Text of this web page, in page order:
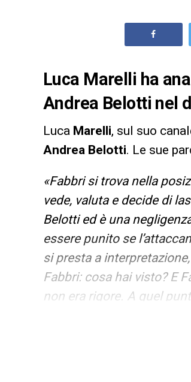
Luca Marelli ha
Andrea Belotti nel
Luca Marelli, sul suo
Andrea Belotti. Le sue
«Fabbri si trova nella
vede, valuta e decide di
Belotti ed è una
essere punito se
si presta a
Fabbri: cosa hai visto? E
non era rigore. A quel
LA PLAYLIST DELLE